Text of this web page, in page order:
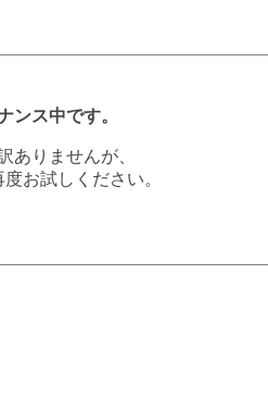
ンス中です。
ありませんが、
お試しください。